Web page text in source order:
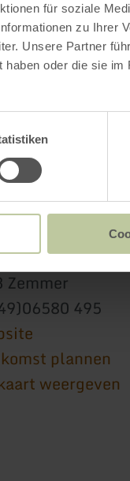
für soziale
zu Ihrer
Unsere Partner
oder die sie im
20
Zemmer
495
plannen
weergeven